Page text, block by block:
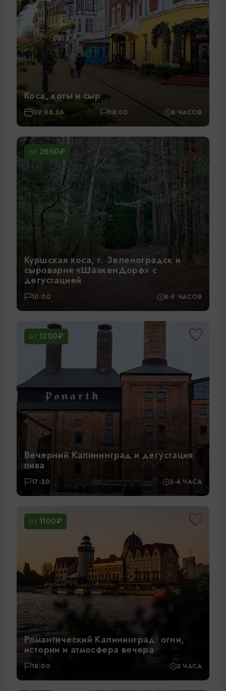
Коса, коты и сыр
09.08.26 08:00 8 ЧАСОВ
ОТ 2650₽
Куршская коса, г. Зеленоградск и
сыроварня «ШаакенДорф» с
дегустацией
10:00 8-9 ЧАСОВ
ОТ 1200₽
Вечерний Калининград и дегустация
пива
17:30 3-4 ЧАСА
ОТ 1100₽
Романтический Калининград: огни,
истории и атмосфера вечера
18:00 3 ЧАСА